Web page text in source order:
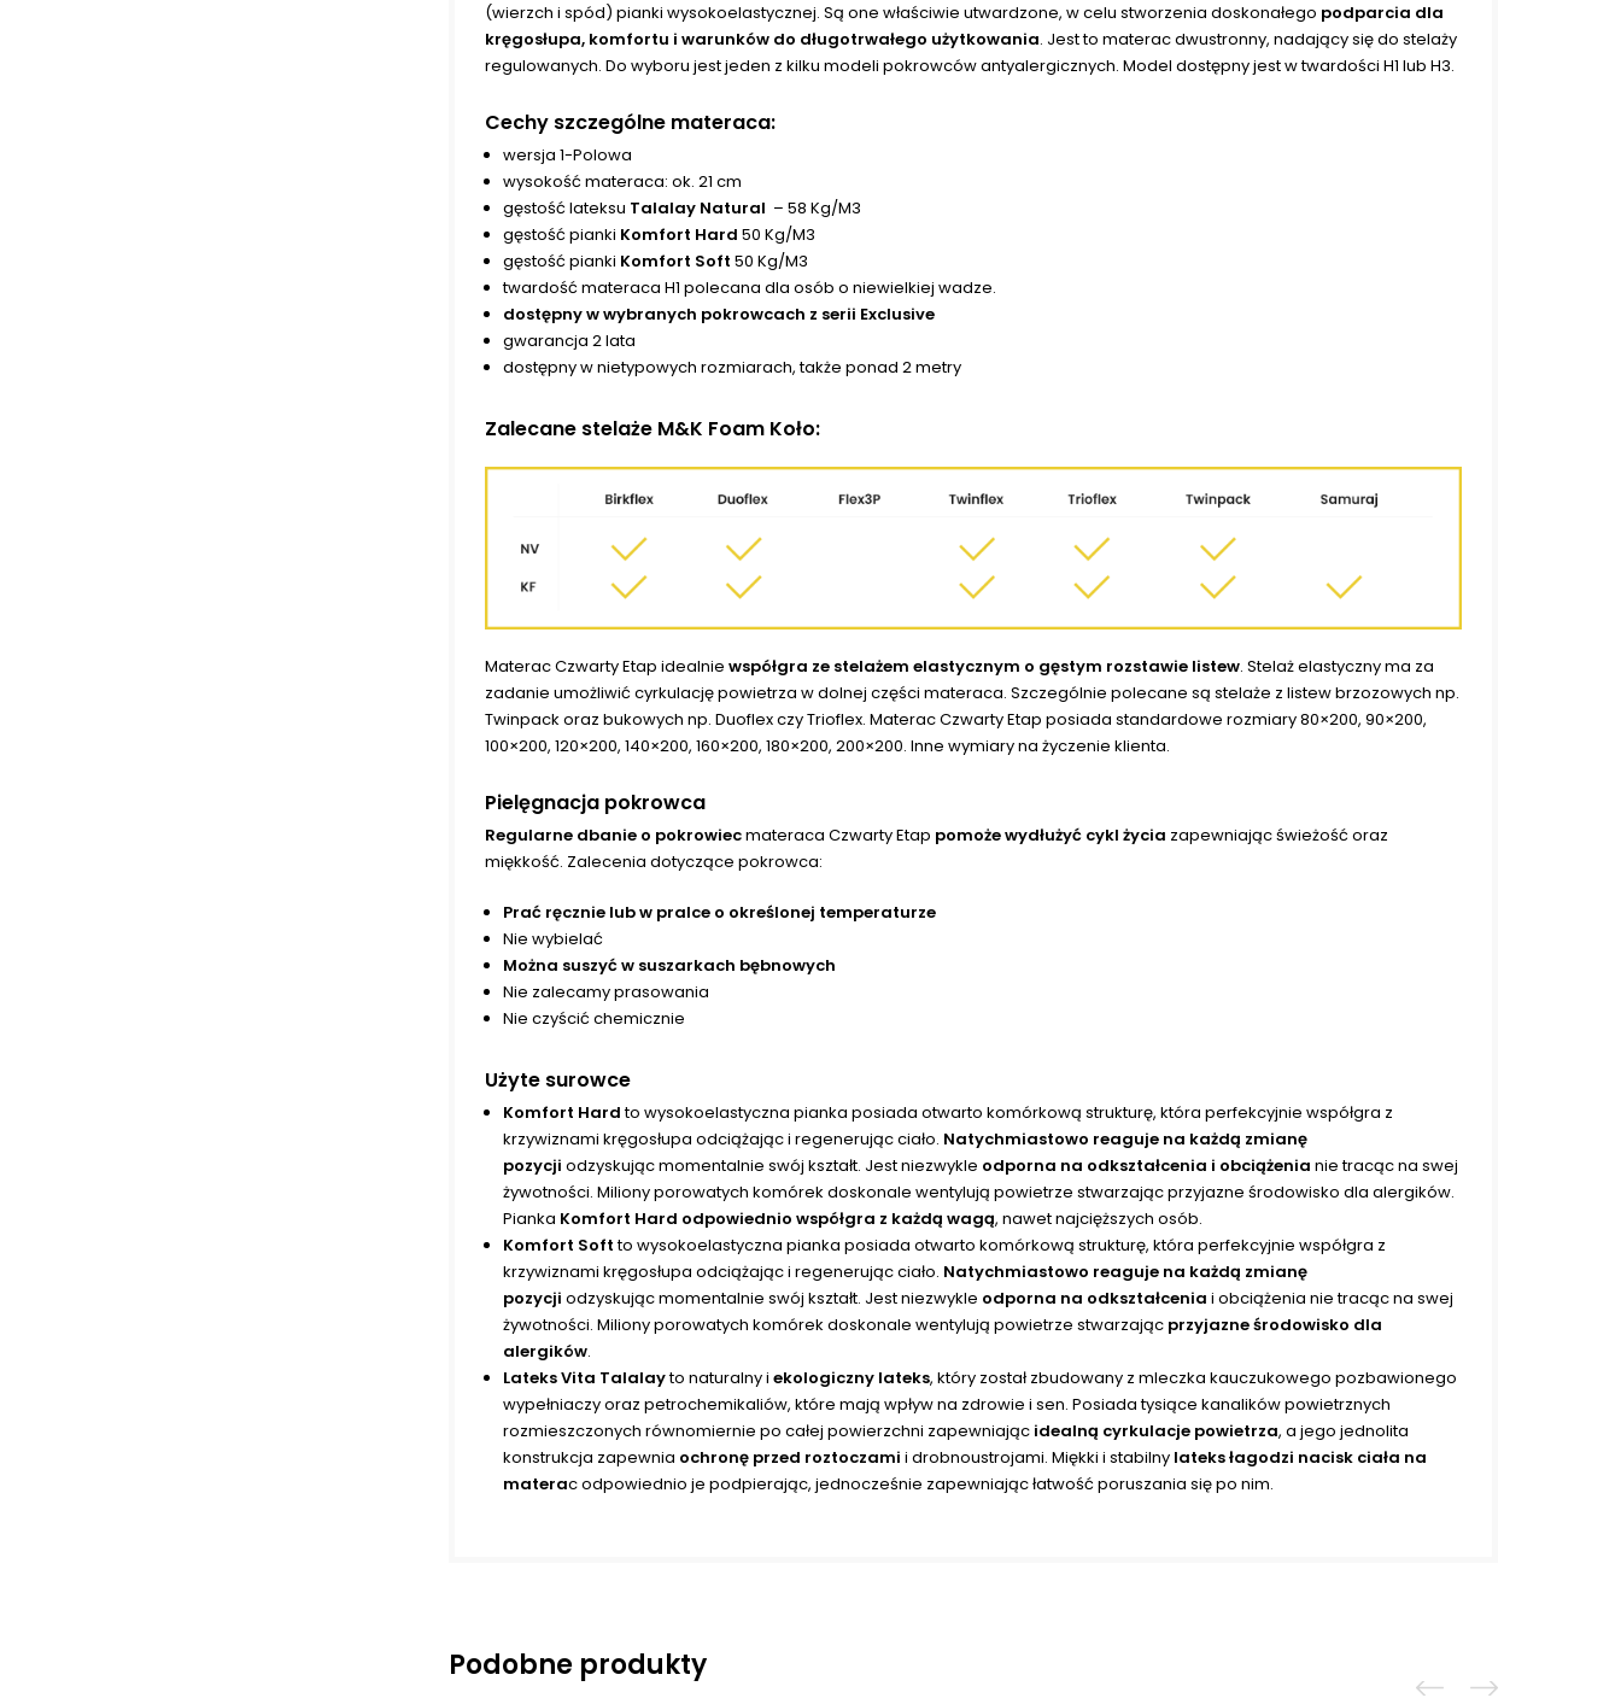
(wierzch i spód) pianki wysokoelastycznej. Są one właściwie utwardzone, w celu stworzenia doskonałego podparcia dla
kręgosłupa, komfortu i warunków do długotrwałego użytkowania. Jest to materac dwustronny, nadający się do stelaży
regulowanych. Do wyboru jest jeden z kilku modeli pokrowców antyalergicznych. Model dostępny jest w twardości H1 lub H3.
Cechy szczególne materaca:
wersja 1-Polowa
wysokość materaca: ok. 21 cm
gęstość lateksu Talalay Natural – 58 Kg/M3
gęstość pianki Komfort Hard 50 Kg/M3
gęstość pianki Komfort Soft 50 Kg/M3
twardość materaca H1 polecana dla osób o niewielkiej wadze.
dostępny w wybranych pokrowcach z serii Exclusive
gwarancja 2 lata
dostępny w nietypowych rozmiarach, także ponad 2 metry
Zalecane stelaże M&K Foam Koło:
Materac Czwarty Etap idealnie współgra ze stelażem elastycznym o gęstym rozstawie listew. Stelaż elastyczny ma za
zadanie umożliwić cyrkulację powietrza w dolnej części materaca. Szczególnie polecane są stelaże z listew brzozowych np.
Twinpack oraz bukowych np. Duoflex czy Trioflex. Materac Czwarty Etap posiada standardowe rozmiary 80×200, 90×200,
100×200, 120×200, 140×200, 160×200, 180×200, 200×200. Inne wymiary na życzenie klienta.
Pielęgnacja pokrowca
Regularne dbanie o pokrowiecmateraca Czwarty Etap pomoże wydłużyć cykl życia zapewniając świeżość oraz
miękkość. Zalecenia dotyczące pokrowca:
Prać ręcznie lub w pralce o określonej temperaturze
Nie wybielać
Można suszyć w suszarkach bębnowych
Nie zalecamy prasowania
Nie czyścić chemicznie
Użyte surowce
Komfort Hardto wysokoelastyczna pianka posiada otwarto komórkową strukturę, która perfekcyjnie współgra z
krzywiznami kręgosłupa odciążając i regenerując ciało. Natychmiastowo reaguje na każdą zmianę
pozycji odzyskując momentalnie swój kształt. Jest niezwykle odporna na odkształcenia i obciążenia nie tracąc na swej
żywotności. Miliony porowatych komórek doskonale wentylują powietrze stwarzając przyjazne środowisko dla alergików.
Pianka Komfort Hard odpowiednio współgra z każdą wagą, nawet najcięższych osób.
Komfort Softto wysokoelastyczna pianka posiada otwarto komórkową strukturę, która perfekcyjnie współgra z
krzywiznami kręgosłupa odciążając i regenerując ciało. Natychmiastowo reaguje na każdą zmianę
pozycji odzyskując momentalnie swój kształt. Jest niezwykle odporna na odkształcenia i obciążenia nie tracąc na swej
żywotności. Miliony porowatych komórek doskonale wentylują powietrze stwarzając przyjazne środowisko dla
alergików.
Lateks Vita Talalayto naturalny i ekologiczny lateks, który został zbudowany z mleczka kauczukowego pozbawionego
wypełniaczy oraz petrochemikaliów, które mają wpływ na zdrowie i sen. Posiada tysiące kanalików powietrznych
rozmieszczonych równomiernie po całej powierzchni zapewniając idealną cyrkulacje powietrza, a jego jednolita
konstrukcja zapewnia ochronę przed roztoczami i drobnoustrojami. Miękki i stabilny lateks łagodzi nacisk ciała na
materac odpowiednio je podpierając, jednocześnie zapewniając łatwość poruszania się po nim.
Podobne produkty